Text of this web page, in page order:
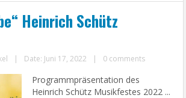
Heinrich Schütz
| Date: Juni 17, 2022 | 0 comments
Programmpräsentation des
Heinrich Schütz Musikfestes 2022 ...